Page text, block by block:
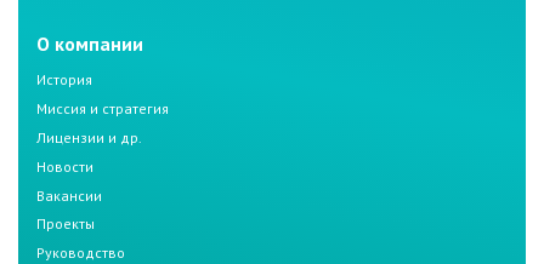
О компании
История
Миссия и стратегия
Лицензии и др.
Новости
Вакансии
Проекты
Руководство